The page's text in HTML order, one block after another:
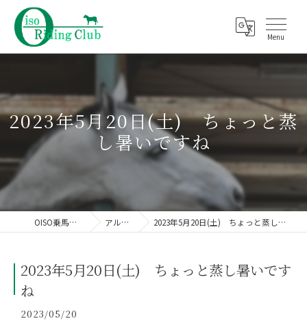
2023年5月20日(土) ちょっと蒸
し暑いですね
OISO乗馬クラブ アルバム 2023年5月20日(土) ちょっと蒸し暑いですね
2023年5月20日(土) ちょっと蒸し暑いです
ね
2023/05/20